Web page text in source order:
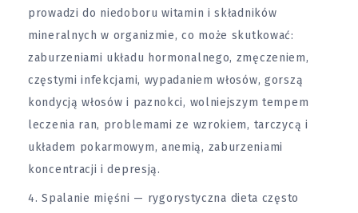
prowadzi do niedoboru witamin i składników
mineralnych w organizmie, co może skutkować:
zaburzeniami układu hormonalnego, zmęczeniem,
częstymi infekcjami, wypadaniem włosów, gorszą
kondycją włosów i paznokci, wolniejszym tempem
leczenia ran, problemami ze wzrokiem, tarczycą i
układem pokarmowym, anemią, zaburzeniami
koncentracji i depresją.
Spalanie mięśni — rygorystyczna dieta często